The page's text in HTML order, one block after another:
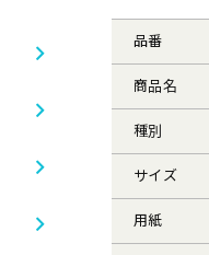
品番
商品名
種別
サイズ
用紙
フィルム